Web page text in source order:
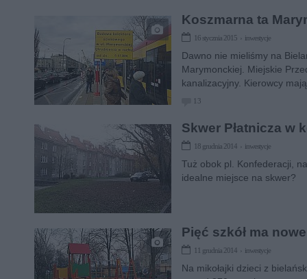
Koszmarna ta
16 stycznia 2015 › inwestycje
Dawno nie mieliśmy na
Marymonckiej. Miejskie
kanalizacyjny. Kierowcy
13
Skwer Płatnicza w
18 grudnia 2014 › inwestycje
Tuż obok pl. Konfederacji,
idealne miejsce na skwer?
Pięć szkół ma
11 grudnia 2014 › inwestycje
Na mikołajki dzieci z